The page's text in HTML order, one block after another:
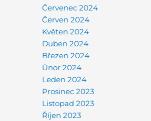
Červenec 2024
Červen 2024
Květen 2024
Duben 2024
Březen 2024
Únor 2024
Leden 2024
Prosinec 2023
Listopad 2023
Říjen 2023